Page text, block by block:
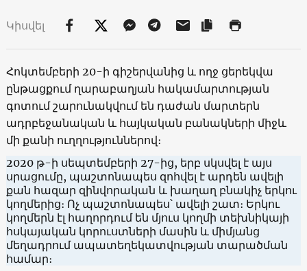
Կիսվել
Հոկտեմբերի 20-ի գիշերվանից և ողջ ցերեկվա
ընթացքում ղարաբաղյան հակամարտության
գոտում շարունակվում են դաժան մարտերն
ադրբեջանական և հայկական բանակների միջև
մի քանի ուղղություններով։
2020 թ-ի սեպտեմբերի 27-ից, երբ սկսվել է այս
սրացումը, պաշտոնապես զոհվել է արդեն ավելի
քան հազար զինվորական և խաղաղ բնակիչ երկու
կողմերից։ Ոչ պաշտոնապես՝ ավելի շատ։ Երկու
կողմերն էլ հաղորդում են մյուս կողմի տեխնիկայի
հսկայական կորուստների մասին և միմյանց
մեղադրում ապատեղեկատվության տարածման
համար։